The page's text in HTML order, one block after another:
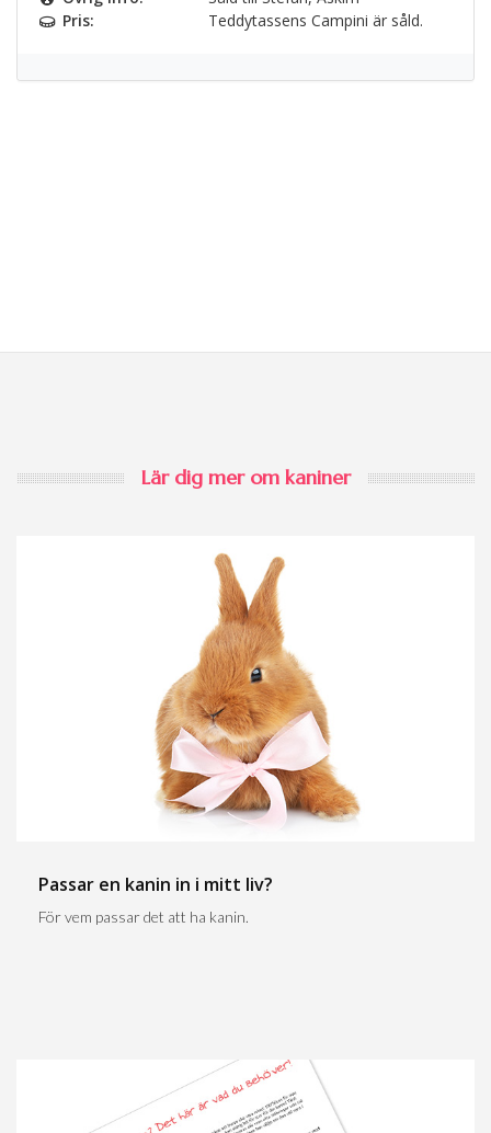
Pris:
Teddytassens Campini är såld.
Lär dig mer om kaniner
Passar en kanin in i mitt liv?
För vem passar det att ha kanin.